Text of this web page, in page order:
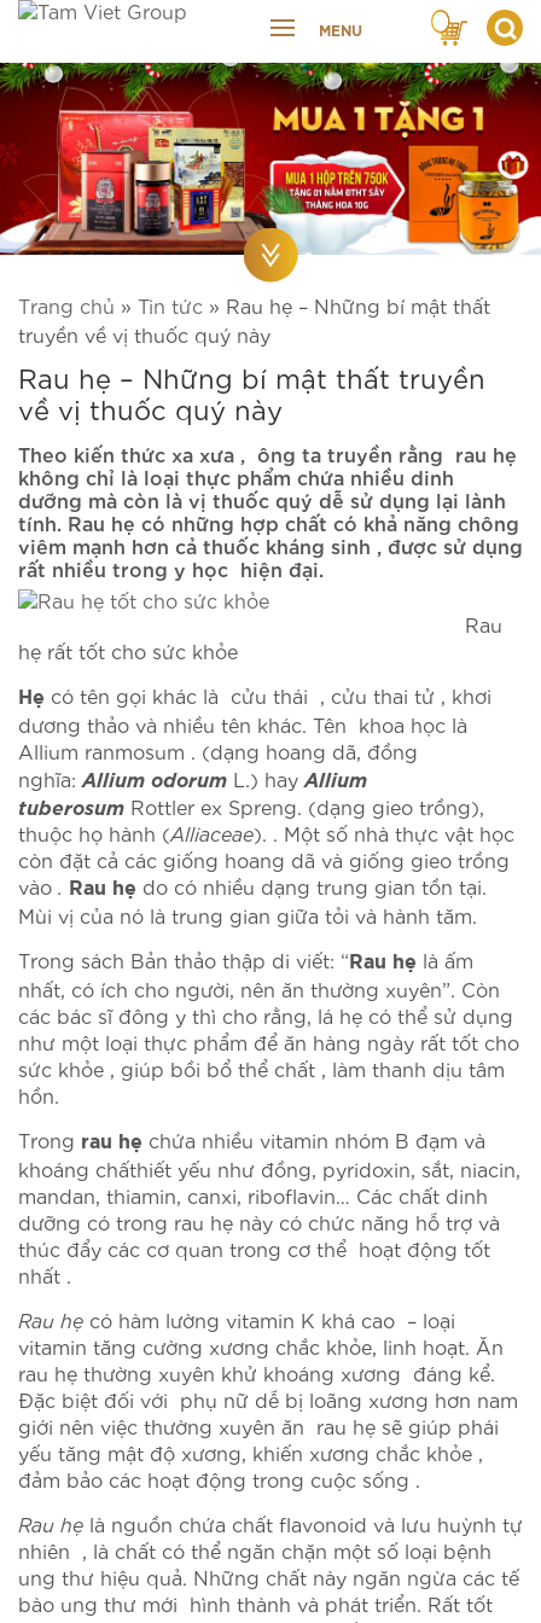
MENU
Trang chủ » Tin tức » Rau hẹ – Những bí mật thất
truyền về vị thuốc quý này
Rau hẹ – Những bí mật thất truyền
về vị thuốc quý này
Theo kiến thức xa xưa , ông ta truyền rằng rau hẹ
không chỉ là loại thực phẩm chứa nhiều dinh
dưỡng mà còn là vị thuốc quý dễ sử dụng lại lành
tính. Rau hẹ có những hợp chất có khả năng chông
viêm mạnh hơn cả thuốc kháng sinh , được sử dụng
rất nhiều trong y học hiện đại.
Rau
hẹ rất tốt cho sức khỏe
Hẹ có tên gọi khác là cửu thái , cửu thai tử , khơi
dương thảo và nhiều tên khác. Tên khoa học là
Allium ranmosum . (dạng hoang dã, đồng
nghĩa: Allium odorum L.) hay Allium
tuberosum Rottler ex Spreng. (dạng gieo trồng),
thuộc họ hành (Alliaceae). . Một số nhà thực vật học
còn đặt cả các giống hoang dã và giống gieo trồng
vào
Rau hẹ do có nhiều dạng trung gian tồn tại.
Mùi vị của nó là trung gian giữa tỏi và hành tăm.
Trong sách Bản thảo thập di viết: “Rau hẹ là ấm
nhất, có ích cho người, nên ăn thường xuyên”. Còn
các bác sĩ đông y thì cho rằng, lá hẹ có thể sử dụng
như một loại thực phẩm để ăn hàng ngày rất tốt cho
sức khỏe , giúp bồi bổ thể chất , làm thanh dịu tâm
hồn.
Trong rau hẹ chứa nhiều vitamin nhóm B đạm và
khoáng chấthiết yếu như đồng, pyridoxin, sắt, niacin,
mandan, thiamin, canxi, riboflavin… Các chất dinh
dưỡng có trong rau hẹ này có chức năng hỗ trợ và
thúc đẩy các cơ quan trong cơ thể hoạt động tốt
nhất .
Rau hẹ có hàm lường vitamin K khá cao – loại
vitamin tăng cường xương chắc khỏe, linh hoạt. Ăn
rau hẹ thường xuyên khử khoáng xương đáng kể.
Đặc biệt đối với phụ nữ dễ bị loãng xương hơn nam
giới nên việc thường xuyên ăn rau hẹ sẽ giúp phái
yếu tăng mật độ xương, khiến xương chắc khỏe ,
đảm bảo các hoạt động trong cuộc sống .
Rau hẹ là nguồn chứa chất flavonoid và lưu huỳnh tự
nhiên , là chất có thể ngăn chặn một số loại bệnh
ung thư hiệu quả. Những chất này ngăn ngừa các tế
bào ung thư mới hình thành và phát triển. Rất tốt